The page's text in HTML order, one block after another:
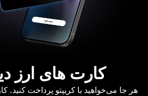
کارت های ارز